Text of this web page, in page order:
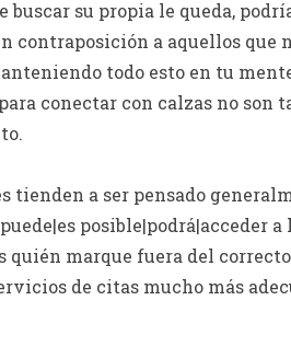
su propia le queda,
contraposición a aquellos que
todo esto en tu
conectar con calzas no son
a ser pensado
posible|podrá|acceder
marque fuera del
de citas mucho más